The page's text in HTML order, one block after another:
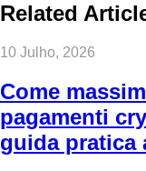
Related
10 Julho, 2026
Come
pagamenti
guida pratica